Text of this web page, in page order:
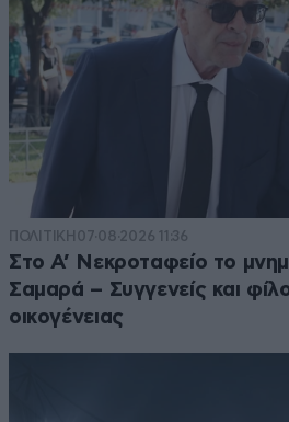
ΠΟΛΙΤΙΚΗ 07·08·2026 11:36
Στο Α’ Νεκροταφείο το
Σαμαρά – Συγγενείς και
οικογένειας